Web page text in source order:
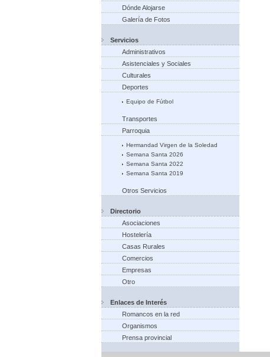
Dónde Alojarse
Galería de Fotos
Servicios
Administrativos
Asistenciales y Sociales
Culturales
Deportes
Equipo de Fútbol
Transportes
Parroquia
Hermandad Virgen de la Soledad
Semana Santa 2026
Semana Santa 2022
Semana Santa 2019
Otros Servicios
Directorio
Asociaciones
Hostelería
Casas Rurales
Comercios
Empresas
Otro
Enlaces de Interés
Romancos en la red
Organismos
Prensa provincial